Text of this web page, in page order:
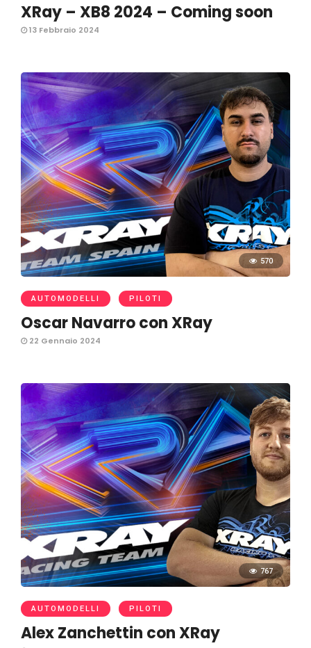
XRay – XB8 2024 – Coming soon
13 Febbraio 2024
570
AUTOMODELLI PILOTI
Oscar Navarro con XRay
22 Gennaio 2024
767
AUTOMODELLI PILOTI
Alex Zanchettin con XRay